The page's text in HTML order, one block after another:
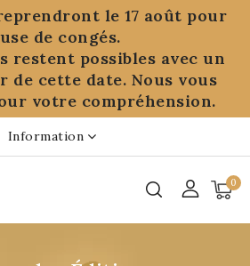
le 17 août pour
de congés.
restent possibles avec un
de cette date. Nous vous
votre compréhension.
Information
0
cookies